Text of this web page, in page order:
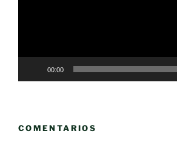
00:00
COMENTARIOS